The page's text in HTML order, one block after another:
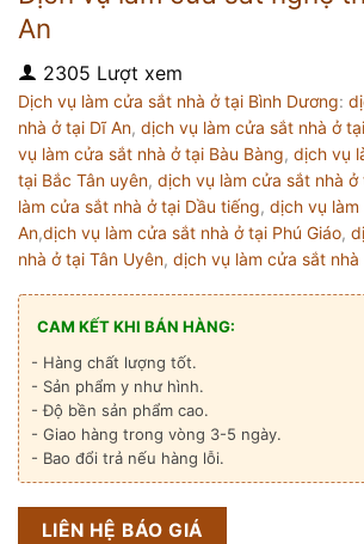
An
2305 Lượt xem
Dịch vụ làm cửa sắt nhà ở tại Bình Dương:
nhà ở tại Dĩ An, dịch vụ làm cửa sắt nhà ở
vụ làm cửa sắt nhà ở tại Bàu Bàng, dịch vụ
tại Bắc Tân uyên, dịch vụ làm cửa sắt nhà ở
làm cửa sắt nhà ở tại Dầu tiếng, dịch vụ
An,dịch vụ làm cửa sắt nhà ở tại Phú Giáo,
nhà ở tại Tân Uyên, dịch vụ làm cửa sắt nhà
CAM KẾT KHI BÁN HÀNG:
- Hàng chất lượng tốt.
- Sản phẩm y như hình.
- Độ bền sản phẩm cao.
- Giao hàng trong vòng 3-5 ngày.
- Bao đổi trả nếu hàng lỗi.
LIÊN HỆ BÁO GIÁ